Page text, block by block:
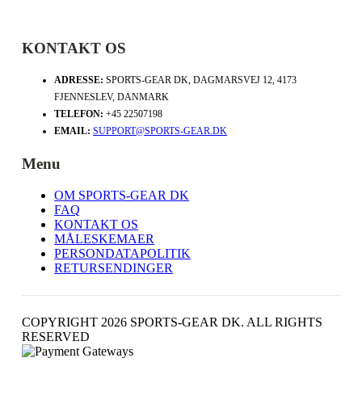
KONTAKT OS
ADRESSE: SPORTS-GEAR DK, DAGMARSVEJ 12, 4173
FJENNESLEV, DANMARK
TELEFON: +45 22507198
EMAIL: SUPPORT@SPORTS-GEAR.DK
Menu
OM SPORTS-GEAR DK
FAQ
KONTAKT OS
MÅLESKEMAER
PERSONDATAPOLITIK
RETURSENDINGER
COPYRIGHT 2026 SPORTS-GEAR DK. ALL RIGHTS
RESERVED